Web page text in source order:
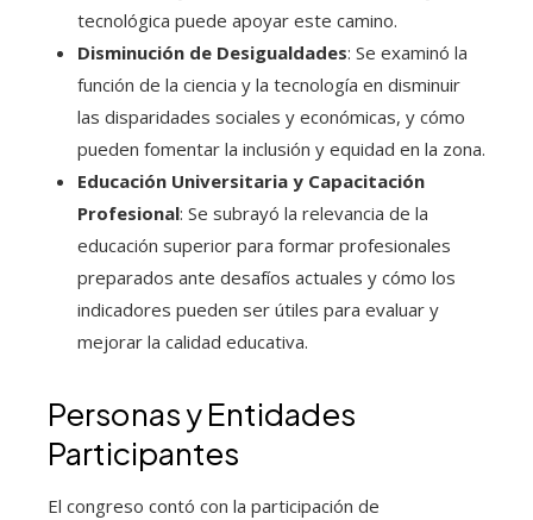
tecnológica puede apoyar este camino.
Disminución de Desigualdades: Se examinó la
función de la ciencia y la tecnología en disminuir
las disparidades sociales y económicas, y cómo
pueden fomentar la inclusión y equidad en la zona.
Educación Universitaria y Capacitación
Profesional: Se subrayó la relevancia de la
educación superior para formar profesionales
preparados ante desafíos actuales y cómo los
indicadores pueden ser útiles para evaluar y
mejorar la calidad educativa.
Personas y Entidades
Participantes
El congreso contó con la participación de